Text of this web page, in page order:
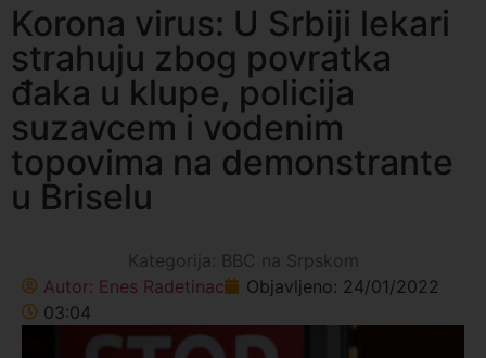
Korona virus: U Srbiji lekari
strahuju zbog povratka
đaka u klupe, policija
suzavcem i vodenim
topovima na demonstrante
u Briselu
Kategorija: BBC na Srpskom
Autor: Enes Radetinac Objavljeno: 24/01/2022
03:04